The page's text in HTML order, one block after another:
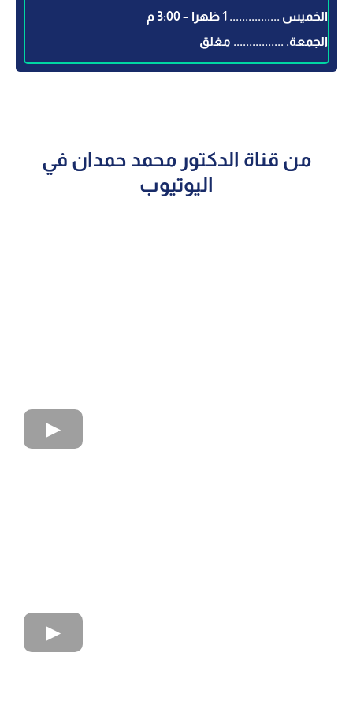
الخميس ................ 1 ظهرا – 3:00 م
الجمعة. ................ مغلق
من قناة الدكتور محمد حمدان في
اليوتيوب